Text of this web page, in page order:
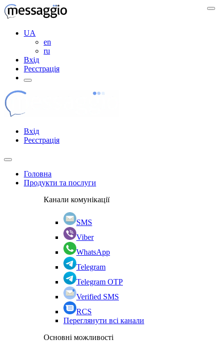
UA
en
ru
Вхід
Реєстрація
Вхід
Реєстрація
Головна
Продукти та послуги
Канали комунікації
SMS
Viber
WhatsApp
Telegram
Telegram OTP
Verified SMS
RCS
Переглянути всі канали
Основні можливості